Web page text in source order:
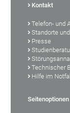
Kontakt
Telefon- und
Standorte
Presse
Technischer
Hilfe im Notfall
Seitenoptionen